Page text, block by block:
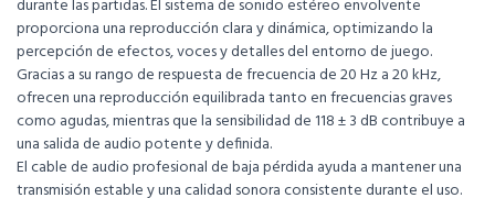
durante las partidas. El sistema de sonido estéreo envolvente
proporciona una reproducción clara y dinámica, optimizando la
percepción de efectos, voces y detalles del entorno de juego.
Gracias a su rango de respuesta de frecuencia de 20 Hz a 20 kHz,
ofrecen una reproducción equilibrada tanto en frecuencias graves
como agudas, mientras que la sensibilidad de 118 ± 3 dB contribuye a
una salida de audio potente y definida.
El cable de audio profesional de baja pérdida ayuda a mantener una
transmisión estable y una calidad sonora consistente durante el uso.